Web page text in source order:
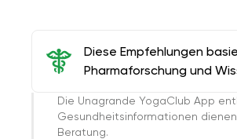
Diese Empfehlungen
Pharmaforschung und
Die Unagrande YogaClub App
Gesundheitsinformationen
Beratung.